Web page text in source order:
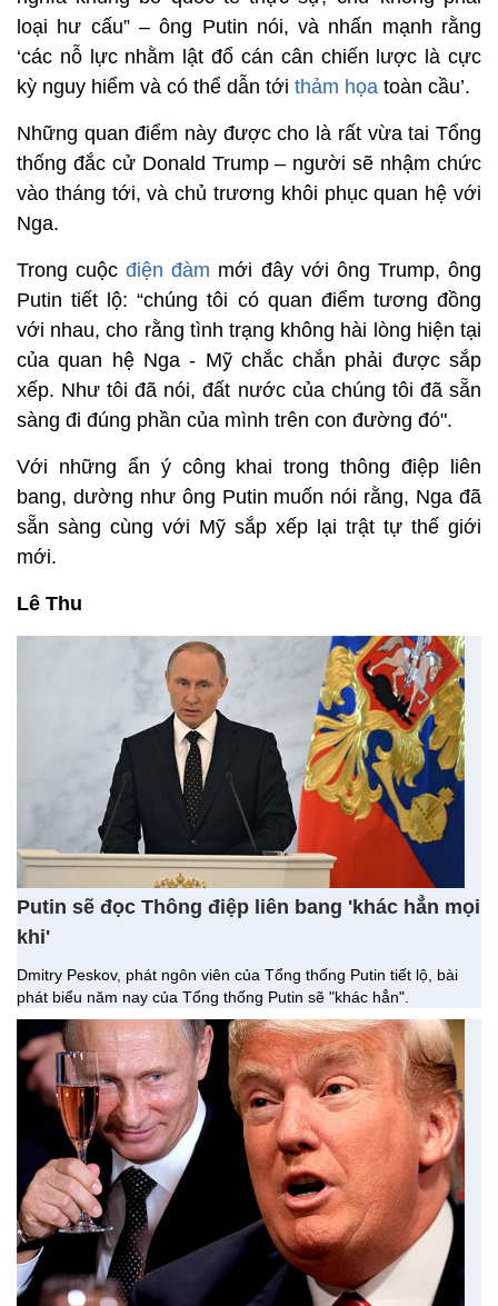
loại hư cấu” – ông Putin nói, và nhấn mạnh rằng
‘các nỗ lực nhằm lật đổ cán cân chiến lược là cực
kỳ nguy hiểm và có thể dẫn tới thảm họa toàn cầu’.
Những quan điểm này được cho là rất vừa tai Tổng
thống đắc cử Donald Trump – người sẽ nhậm chức
vào tháng tới, và chủ trương khôi phục quan hệ với
Nga.
Trong cuộcđiện đàm mới đây với ông Trump, ông
Putin tiết lộ: “chúng tôi có quan điểm tương đồng
với nhau, cho rằng tình trạng không hài lòng hiện tại
của quan hệ Nga - Mỹ chắc chắn phải được sắp
xếp. Như tôi đã nói, đất nước của chúng tôi đã sẵn
sàng đi đúng phần của mình trên con đường đó".
Với những ẩn ý công khai trong thông điệp liên
bang, dường như ông Putin muốn nói rằng, Nga đã
sẵn sàng cùng với Mỹ sắp xếp lại trật tự thế giới
mới.
Lê Thu
Putin sẽ đọc Thông điệp liên bang 'khác hẳn mọi
khi'
Dmitry Peskov, phát ngôn viên của Tổng thống Putin tiết lộ, bài
phát biểu năm nay của Tổng thống Putin sẽ "khác hẳn".